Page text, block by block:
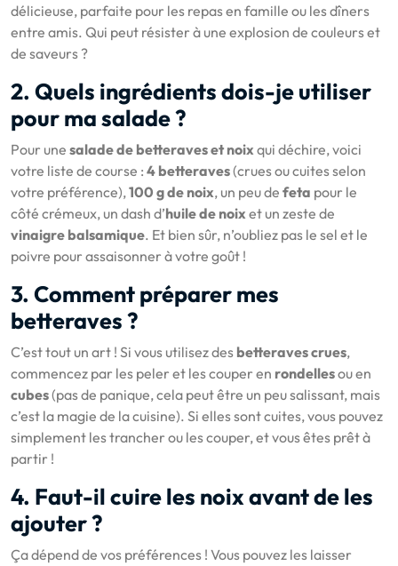
délicieuse, parfaite pour les repas en famille ou les dîners
entre amis. Qui peut résister à une explosion de couleurs et
de saveurs ?
2. Quels ingrédients dois-je utiliser
pour ma salade ?
Pour une salade de betteraves et noixqui déchire, voici
votre liste de course : 4 betteraves(crues ou cuites selon
votre préférence),100 g de noix, un peu de feta pour le
côté crémeux, un dash d’huile de noixet un zeste de
vinaigre balsamique. Et bien sûr, n’oubliez pas le sel et le
poivre pour assaisonner à votre goût !
3. Comment préparer mes
betteraves ?
C’est tout un art ! Si vous utilisez des betteraves crues,
commencez par les peler et les couper en rondellesou en
cubes(pas de panique, cela peut être un peu salissant, mais
c’est la magie de la cuisine). Si elles sont cuites, vous pouvez
simplement les trancher ou les couper, et vous êtes prêt à
partir !
4. Faut-il cuire les noix avant de les
ajouter ?
Ça dépend de vos préférences ! Vous pouvez les laisser